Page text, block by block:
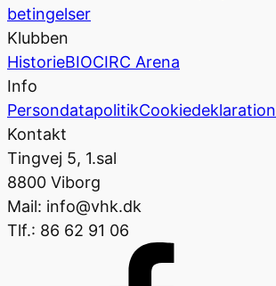
betingelser
Klubben
HistorieBIOCIRC Arena
Info
PersondatapolitikCookiedeklaration
Kontakt
Tingvej 5, 1.sal
8800 Viborg
Mail: info@vhk.dk
Tlf.: 86 62 91 06